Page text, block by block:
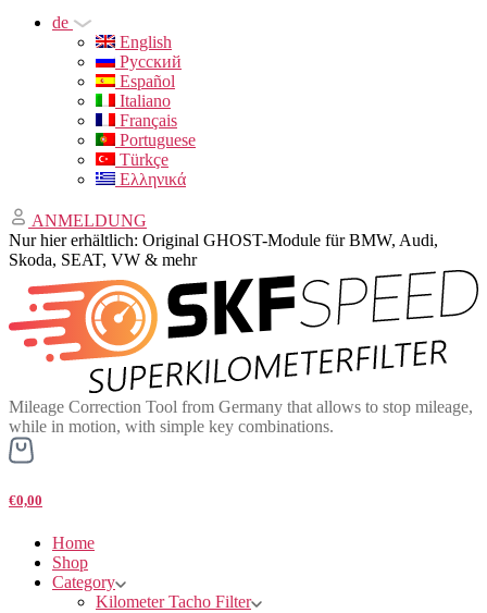
de
English
Русский
Español
Italiano
Français
Portuguese
Türkçe
Ελληνικά
ANMELDUNG
Nur hier erhältlich: Original GHOST-Module für BMW, Audi,
Skoda, SEAT, VW & mehr
Mileage Correction Tool from Germany that allows to stop mileage,
while in motion, with simple key combinations.
€0,00
Home
Shop
Category
Kilometer Tacho Filter